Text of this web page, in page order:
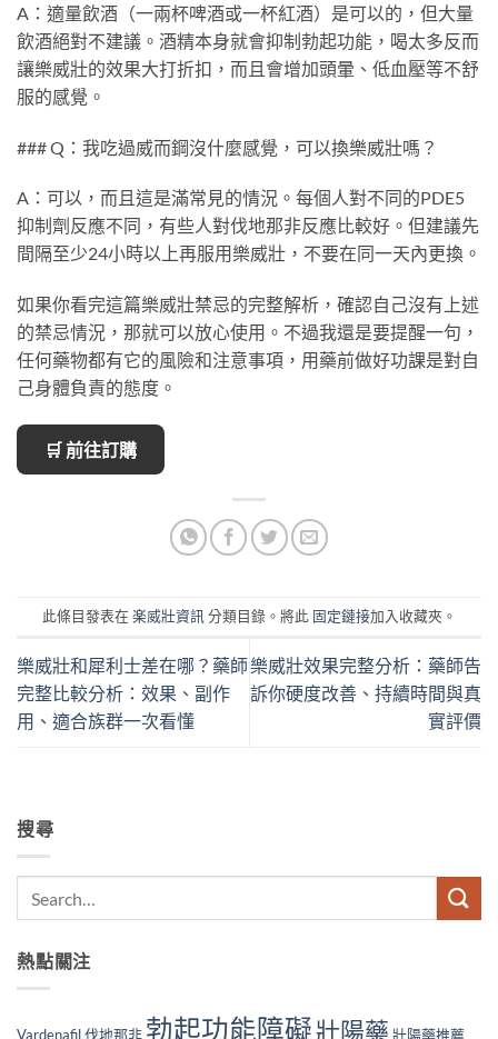
A：適量飲酒（一兩杯啤酒或一杯紅酒）是可以的，但大量
飲酒絕對不建議。酒精本身就會抑制勃起功能，喝太多反而
讓樂威壯的效果大打折扣，而且會增加頭暈、低血壓等不舒
服的感覺。
### Q：我吃過威而鋼沒什麼感覺，可以換樂威壯嗎？
A：可以，而且這是滿常見的情況。每個人對不同的PDE5
抑制劑反應不同，有些人對伐地那非反應比較好。但建議先
間隔至少24小時以上再服用樂威壯，不要在同一天內更換。
如果你看完這篇樂威壯禁忌的完整解析，確認自己沒有上述
的禁忌情況，那就可以放心使用。不過我還是要提醒一句，
任何藥物都有它的風險和注意事項，用藥前做好功課是對自
己身體負責的態度。
🛒 前往訂購
此條目發表在 楽威壯資訊分類目錄。將此 固定鏈接加入收藏夾。
樂威壯和犀利士差在哪？藥師
完整比較分析：效果、副作
用、適合族群一次看懂
樂威壯效果完整分析：藥師告
訴你硬度改善、持續時間與真
實評價
搜尋
熱點關注
Vardenafil伐地那非 勃起功能障礙壯陽藥 壯陽藥推薦